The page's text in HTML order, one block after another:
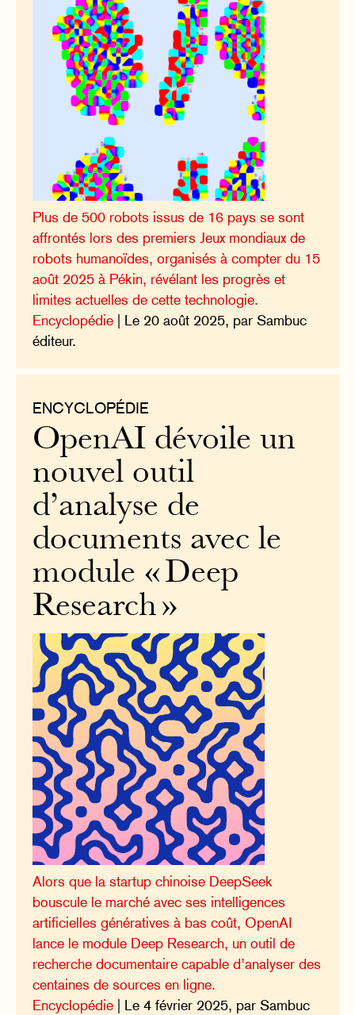
Plus de 500 robots issus de 16 pays se sont
affrontés lors des premiers Jeux mondiaux de
robots humanoïdes, organisés à compter du 15
août 2025 à Pékin, révélant les progrès et
limites actuelles de cette technologie.
Encyclopédie | Le 20 août 2025, par Sambuc
éditeur.
ENCYCLOPÉDIE
OpenAI dévoile un
nouvel outil
d’analyse de
documents avec le
module « Deep
Research »
Alors que la startup chinoise DeepSeek
bouscule le marché avec ses intelligences
artificielles génératives à bas coût, OpenAI
lance le module Deep Research, un outil de
recherche documentaire capable d’analyser des
centaines de sources en ligne.
Encyclopédie | Le 4 février 2025, par Sambuc